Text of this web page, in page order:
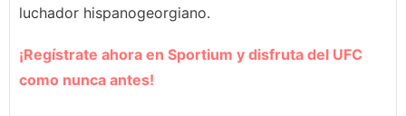
luchador hispanogeorgiano.
¡Regístrate ahora en Sportium y disfruta del UFC
como nunca antes!